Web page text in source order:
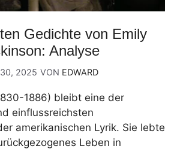
Gedichte von Emily
Analyse
2025 VON EDWARD
1886) bleibt eine der
einflussreichsten
amerikanischen Lyrik. Sie lebte
Leben in